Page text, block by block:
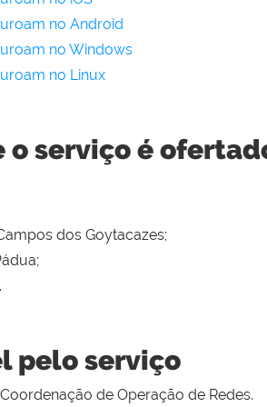
no Android
no Windows
no Linux
o serviço é
dos Goytacazes;
pelo serviço
de Operação de Redes.